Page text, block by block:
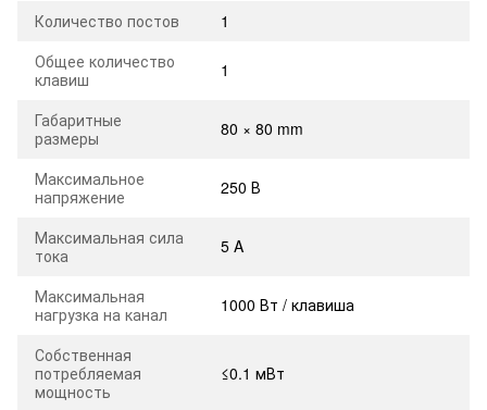
Количество постов
1
Общее количество
клавиш
1
Габаритные
размеры
80 × 80 mm
Максимальное
напряжение
250 В
Максимальная сила
тока
5 A
Максимальная
нагрузка на канал
1000 Вт / клавиша
Собственная
потребляемая
мощность
≤0.1 мВт